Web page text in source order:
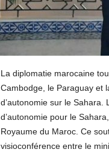
La diplomatie marocaine
Cambodge, le Paraguay et
d’autonomie sur le
d’autonomie pour le
Royaume du Maroc. Ce
visioconférence entre le